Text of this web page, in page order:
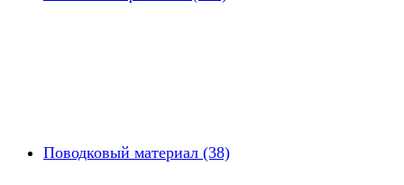
Поводковый материал (38)